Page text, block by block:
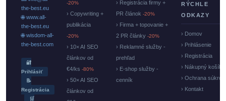
the-best.eu
🌐 www.all-
the-best.eu
🌐 wisdom-all-
the-best.com
🔐
Prihlásiť
📝
Registrácia
🛒
-20%
› Copywriting +
publikácia
-20%
› 10× AI SEO
článkov od
€4/ks -80%
› 50× AI SEO
článkov od
› Registrácia firmy +
PR článok -20%
› Firma + topovanie +
2 PR články -20%
› Reklamné služby -
prehľad
› E-shop služby -
cenník
RÝCHLE
ODKAZY
› Domov
› Prihlásenie
› Registrácia
› Nákupný košík
› Ochrana
› Kontakt